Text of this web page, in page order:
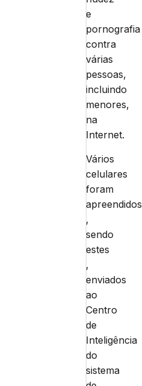
e
pornografia
contra
várias
pessoas,
incluindo
menores,
na
Internet.
Vários
celulares
foram
apreendidos
,
sendo
estes
,
enviados
ao
Centro
de
Inteligência
do
sistema